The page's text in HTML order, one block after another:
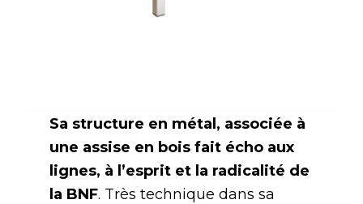
Sa structure en métal, associée à
une assise en bois fait écho aux
lignes, à l’esprit et la radicalité de
la BNF. Très technique dans sa